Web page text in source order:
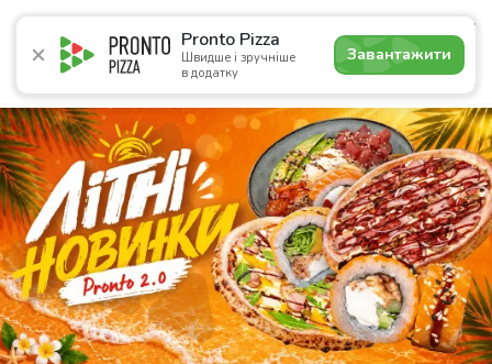
Pronto Pizza
Швидше і зручніше
в додатку
Завантажити
4.9
Акції Піца Суші Сети Сніданки